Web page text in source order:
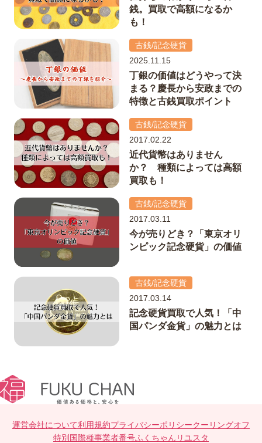
銭。買取で高額になるか
も！
古銭/記念硬貨
2025.11.15
丁銀の価値はどうやって決
まる？慶長から安政までの
特徴と古銭買取ポイント
古銭/記念硬貨
2017.02.22
近代貨幣はありません
か？ 種類によっては高額
買取も！
古銭/記念硬貨
2017.03.11
今が売りどき？「東京オリ
ンピック記念硬貨」の価値
古銭/記念硬貨
2017.03.14
記念硬貨買取で人気！「中
国パンダ金貨」の魅力とは
運営会社について利用規約プライバシーポリシークーリングオフ
特別国際種事業者番号ふくちゃんリユスタ